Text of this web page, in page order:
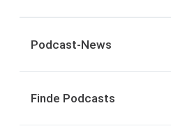
Podcast-News
Finde Podcasts